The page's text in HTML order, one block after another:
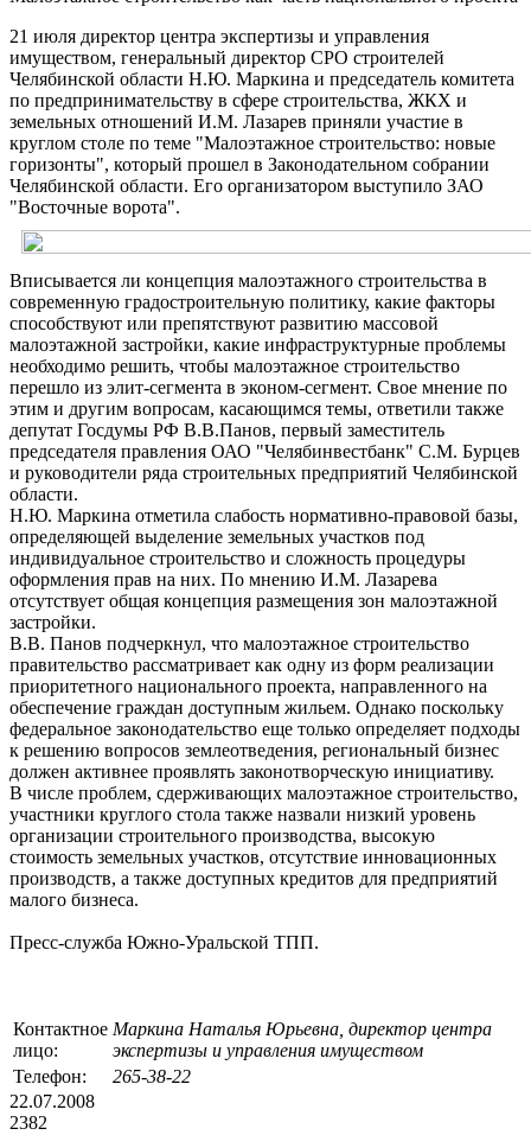
21 июля директор центра экспертизы и управления
имуществом, генеральный директор СРО строителей
Челябинской области Н.Ю. Маркина и председатель комитета
по предпринимательству в сфере строительства, ЖКХ и
земельных отношений И.М. Лазарев приняли участие в
круглом столе по теме "Малоэтажное строительство: новые
горизонты", который прошел в Законодательном собрании
Челябинской области. Его организатором выступило ЗАО
"Восточные ворота".
Вписывается ли концепция малоэтажного строительства в
современную градостроительную политику, какие факторы
способствуют или препятствуют развитию массовой
малоэтажной застройки, какие инфраструктурные проблемы
необходимо решить, чтобы малоэтажное строительство
перешло из элит-сегмента в эконом-сегмент. Свое мнение по
этим и другим вопросам, касающимся темы, ответили также
депутат Госдумы РФ В.В.Панов, первый заместитель
председателя правления ОАО "Челябинвестбанк" С.М. Бурцев
и руководители ряда строительных предприятий Челябинской
области.
Н.Ю. Маркина отметила слабость нормативно-правовой базы,
определяющей выделение земельных участков под
индивидуальное строительство и сложность процедуры
оформления прав на них. По мнению И.М. Лазарева
отсутствует общая концепция размещения зон малоэтажной
застройки.
В.В. Панов подчеркнул, что малоэтажное строительство
правительство рассматривает как одну из форм реализации
приоритетного национального проекта, направленного на
обеспечение граждан доступным жильем. Однако поскольку
федеральное законодательство еще только определяет подходы
к решению вопросов землеотведения, региональный бизнес
должен активнее проявлять законотворческую инициативу.
В числе проблем, сдерживающих малоэтажное строительство,
участники круглого стола также назвали низкий уровень
организации строительного производства, высокую
стоимость земельных участков, отсутствие инновационных
производств, а также доступных кредитов для предприятий
малого бизнеса.
Пресс-служба Южно-Уральской ТПП.
Контактное
лицо:
Маркина Наталья Юрьевна, директор центра
экспертизы и управления имуществом
Телефон:
265-38-22
22.07.2008
2382